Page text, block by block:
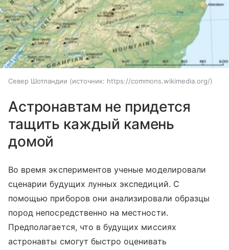
Север Шотландии источник: https://commons.wikimedia.org/
Астронавтам не придется
тащить каждый камень
домой
Во время экспериментов ученые моделировали
сценарии будущих лунных экспедиций. С
помощью приборов они анализировали образцы
пород непосредственно на местности.
Предполагается, что в будущих миссиях
астронавты смогут быстро оценивать